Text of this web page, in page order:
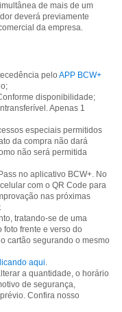
de mais de um
deverá previamente
da empresa.
pelo APP BCW+
disponibilidade;
Apenas 1
especiais permitidos
da compra não dará
não será permitida
no aplicativo BCW+. No
com o QR Code para
nas próximas
tratando-se de uma
frente e verso do
cartão segurando o mesmo
aqui.
a quantidade, o horário
de segurança,
Confira nosso